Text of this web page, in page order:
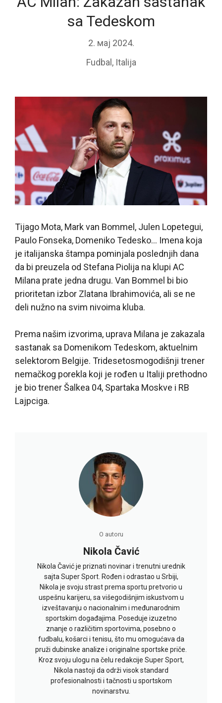
sa Tedeskom
2. мај 2024.
Fudbal , Italija
Tijago Mota, Mark van Bommel, Julen Lopetegui,
Paulo Fonseka, Domeniko Tedesko… Imena koja
je italijanska štampa pominjala poslednjih dana
da bi preuzela od Stefana Piolija na klupi AC
Milana prate jedna drugu. Van Bommel bi bio
prioritetan izbor Zlatana Ibrahimovića, ali se ne
deli nužno na svim nivoima kluba.
Prema našim izvorima, uprava Milana je zakazala
sastanak sa Domenikom Tedeskom, aktuelnim
selektorom Belgije. Tridesetosmogodišnji trener
nemačkog porekla koji je rođen u Italiji prethodno
je bio trener Šalkea 04, Spartaka Moskve i RB
Lajpciga.
O autoru
Nikola Čavić
Nikola Čavić je priznati novinar i trenutni urednik
sajta Super Sport. Rođen i odrastao u Srbiji,
Nikola je svoju strast prema sportu pretvorio u
uspešnu karijeru, sa višegodišnjim iskustvom u
izveštavanju o nacionalnim i međunarodnim
sportskim događajima. Poseduje izuzetno
znanje o različitim sportovima, posebno o
fudbalu, košarci i tenisu, što mu omogućava da
pruži dubinske analize i originalne sportske priče.
Kroz svoju ulogu na čelu redakcije Super Sport,
Nikola nastoji da održi visok standard
profesionalnosti i tačnosti u sportskom
novinarstvu.